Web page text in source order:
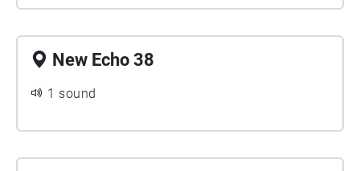
New Echo 38
1 sound